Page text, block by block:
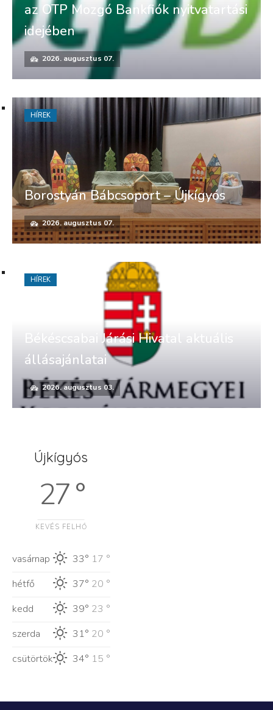
az OTP Mozgó Bankfiók nyitvatartási
idejében
2026. augusztus 07.
Borostyán Bábcsoport – Újkígyós
2026. augusztus 07.
HÍREK
Békéscsabai Járási Hivatal aktuális
állásajánlatai
2026. augusztus 03.
HÍREK
Újkígyós
27 °
KEVÉS FELHŐ
vasárnap 33° 17 °
hétfő
37° 20 °
kedd
39° 23 °
szerda
31° 20 °
csütörtök
34° 15 °